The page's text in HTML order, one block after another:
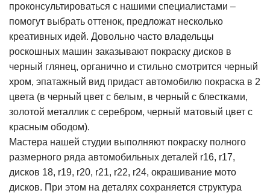
проконсультироваться с нашими специалистами –
помогут выбрать оттенок, предложат несколько
креативных идей. Довольно часто владельцы
роскошных машин заказывают покраску дисков в
черный глянец, органично и стильно смотрится черный
хром, эпатажный вид придаст автомобилю покраска в 2
цвета (в черный цвет с белым, в черный с блестками,
золотой металлик с серебром, черный матовый цвет с
красным ободом).
Мастера нашей студии выполняют покраску полного
размерного ряда автомобильных деталей r16, r17,
дисков 18, r19, r20, r21, r22, r24, окрашивание мото
дисков. При этом на деталях сохраняется структура